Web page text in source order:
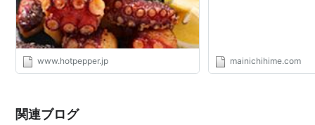
www.hotpepper.jp mainichihime.com
関連ブログ